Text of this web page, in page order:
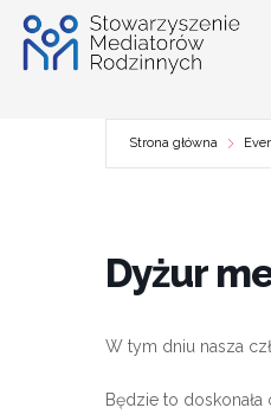
Przejdź
Strona główna
Dyżur
W tym dniu nasza
Będzie to